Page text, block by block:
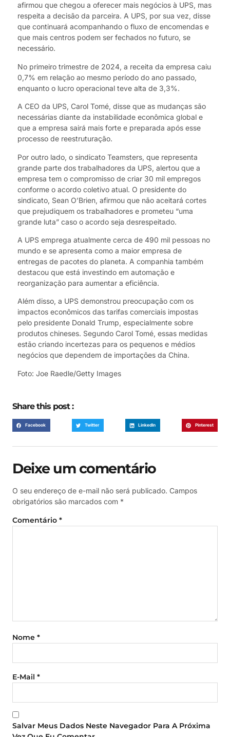
afirmou que chegou a oferecer mais negócios à UPS, mas
respeita a decisão da parceira. A UPS, por sua vez, disse
que continuará acompanhando o fluxo de encomendas e
que mais centros podem ser fechados no futuro, se
necessário.
No primeiro trimestre de 2024, a receita da empresa caiu
0,7% em relação ao mesmo período do ano passado,
enquanto o lucro operacional teve alta de 3,3%.
A CEO da UPS, Carol Tomé, disse que as mudanças são
necessárias diante da instabilidade econômica global e
que a empresa sairá mais forte e preparada após esse
processo de reestruturação.
Por outro lado, o sindicato Teamsters, que representa
grande parte dos trabalhadores da UPS, alertou que a
empresa tem o compromisso de criar 30 mil empregos
conforme o acordo coletivo atual. O presidente do
sindicato, Sean O’Brien, afirmou que não aceitará cortes
que prejudiquem os trabalhadores e prometeu “uma
grande luta” caso o acordo seja desrespeitado.
A UPS emprega atualmente cerca de 490 mil pessoas no
mundo e se apresenta como a maior empresa de
entregas de pacotes do planeta. A companhia também
destacou que está investindo em automação e
reorganização para aumentar a eficiência.
Além disso, a UPS demonstrou preocupação com os
impactos econômicos das tarifas comerciais impostas
pelo presidente Donald Trump, especialmente sobre
produtos chineses. Segundo Carol Tomé, essas medidas
estão criando incertezas para os pequenos e médios
negócios que dependem de importações da China.
Foto: Joe Raedle/Getty Images
Share this post :
Facebook Twitter LinkedIn Pinterest
Deixe um comentário
O seu endereço de e-mail não será publicado. Campos
obrigatórios são marcados com *
Comentário *
Nome *
E-Mail *
Salvar Meus Dados Neste Navegador Para A Próxima